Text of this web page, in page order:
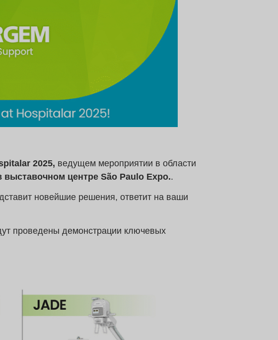
2025, ведущем мероприятии в области
выставочном центре São Paulo Expo..
новейшие решения, ответит на ваши
проведены демонстрации ключевых